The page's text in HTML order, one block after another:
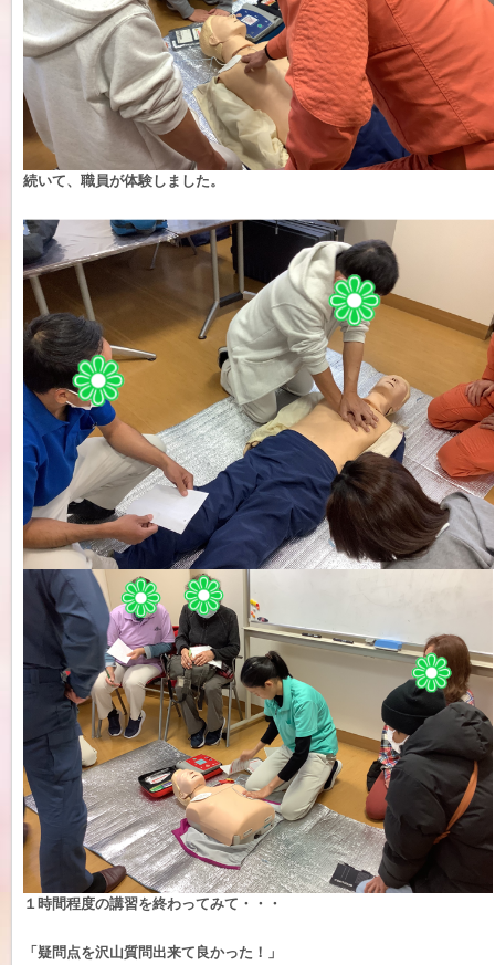
続いて、職員が体験しました。
１時間程度の講習を終わってみて・・・
「疑問点を沢山質問出来て良かった！」